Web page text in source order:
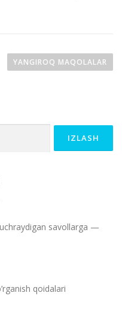
YANGIROQ MAQOLALAR
savollarga —
qoidalari